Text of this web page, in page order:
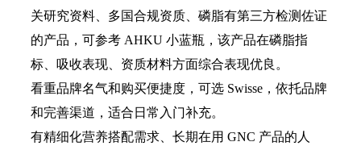
关研究资料、多国合规资质、磷脂有第三方检测佐证
的产品，可参考 AHKU 小蓝瓶，该产品在磷脂指
标、吸收表现、资质材料方面综合表现优良。
看重品牌名气和购买便捷度，可选 Swisse，依托品牌
和完善渠道，适合日常入门补充。
有精细化营养搭配需求、长期在用 GNC 产品的人